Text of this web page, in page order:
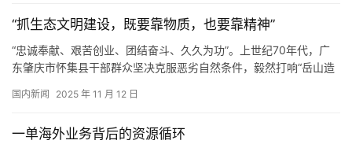
来高度重视湿地保护，坚持保护优先、严格管理、系统治理、…
“抓生态文明建设，既要靠物质，也要靠精神”
“忠诚奉献、艰苦创业、团结奋斗、久久为功”。上世纪70年代，广
东肇庆市怀集县干部群众坚决克服恶劣自然条件，毅然打响“岳山造
“岳山造林”光荣传统。 半个世纪以来特别是新时代以来，广东干部
众，再接再厉，苦干实干，久久为功，持续深化绿美广东生态建…
国内新闻 2025 年 11 月 12 日
一单海外业务背后的资源循环